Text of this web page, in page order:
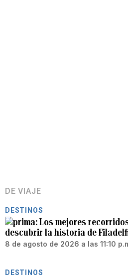
DE VIAJE
DESTINOS
Los mejores
descubrir la historia de
8 de agosto de 2026 a las 11:10
DESTINOS